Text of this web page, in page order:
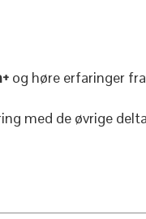
og høre erfaringer
med de øvrige